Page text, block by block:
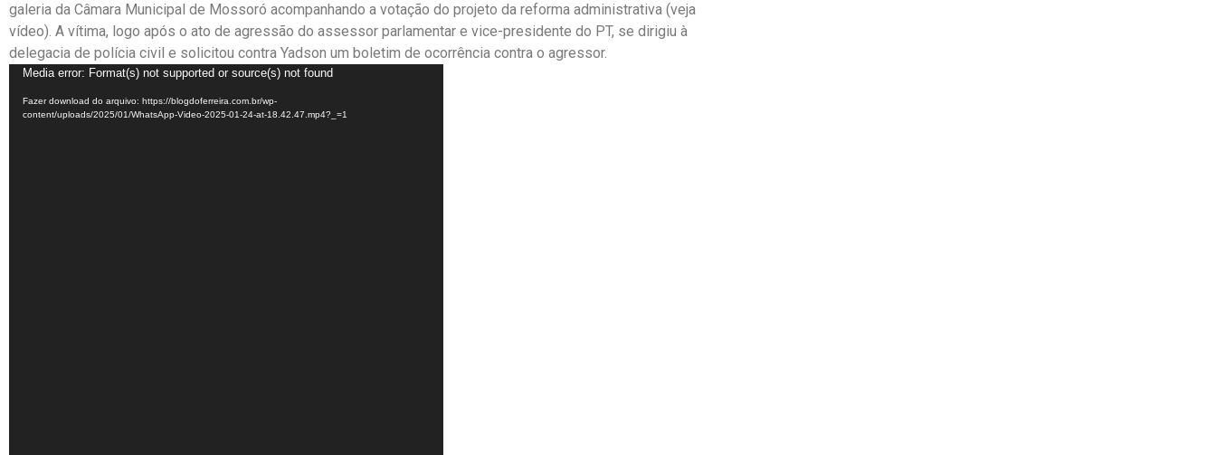
galeria da Câmara Municipal de Mossoró acompanhando a votação do projeto da reforma administrativa (veja
vídeo). A vítima, logo após o ato de agressão do assessor parlamentar e vice-presidente do PT, se dirigiu à
delegacia de polícia civil e solicitou contra Yadson um boletim de ocorrência contra o agressor.
Tocador
de
vídeo
Media error: Format(s) not supported or source(s) not found
Fazer download do arquivo: https://blogdoferreira.com.br/wp-
content/uploads/2025/01/WhatsApp-Video-2025-01-24-at-18.42.47.mp4?_=1